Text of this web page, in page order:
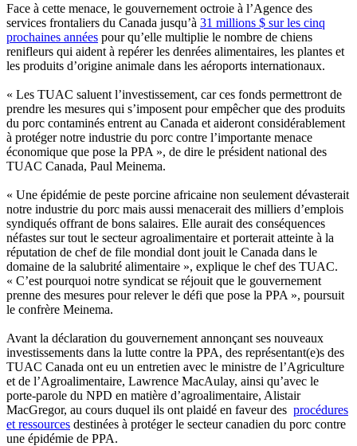
Face à cette menace, le gouvernement octroie à l’Agence des
services frontaliers du Canada jusqu’à 31 millions $ sur les cinq
prochaines années pour qu’elle multiplie le nombre de chiens
renifleurs qui aident à repérer les denrées alimentaires, les plantes et
les produits d’origine animale dans les aéroports internationaux.
« Les TUAC saluent l’investissement, car ces fonds permettront de
prendre les mesures qui s’imposent pour empêcher que des produits
du porc contaminés entrent au Canada et aideront considérablement
à protéger notre industrie du porc contre l’importante menace
économique que pose la PPA », de dire le président national des
TUAC Canada, Paul Meinema.
« Une épidémie de peste porcine africaine non seulement dévasterait
notre industrie du porc mais aussi menacerait des milliers d’emplois
syndiqués offrant de bons salaires. Elle aurait des conséquences
néfastes sur tout le secteur agroalimentaire et porterait atteinte à la
réputation de chef de file mondial dont jouit le Canada dans le
domaine de la salubrité alimentaire », explique le chef des TUAC.
« C’est pourquoi notre syndicat se réjouit que le gouvernement
prenne des mesures pour relever le défi que pose la PPA », poursuit
le confrère Meinema.
Avant la déclaration du gouvernement annonçant ses nouveaux
investissements dans la lutte contre la PPA, des représentant(e)s des
TUAC Canada ont eu un entretien avec le ministre de l’Agriculture
et de l’Agroalimentaire, Lawrence MacAulay, ainsi qu’avec le
porte-parole du NPD en matière d’agroalimentaire, Alistair
MacGregor, au cours duquel ils ont plaidé en faveur des procédures
et ressources destinées à protéger le secteur canadien du porc contre
une épidémie de PPA.